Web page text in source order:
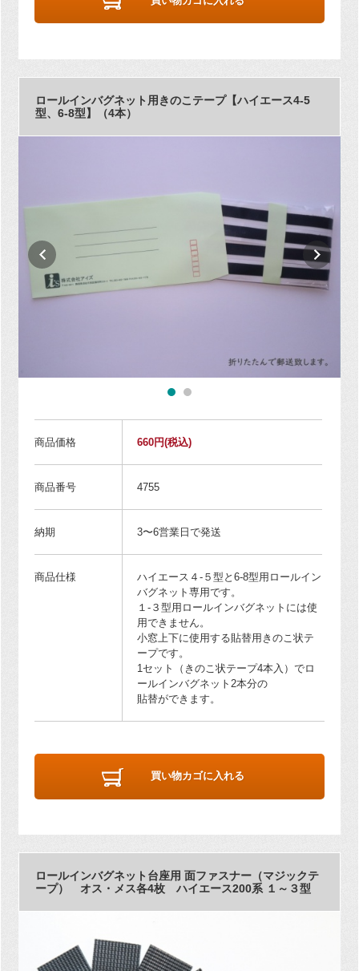
ロールインバグネット用きのこテープ【ハイエース4-5
型、6-8型】（4本）
商品価格 660円(税込)
商品番号 4755
納期 3〜6営業日で発送
商品仕様
ハイエース４-５型と6-8型用ロールイン
バグネット専用です。
１-３型用ロールインバグネットには使
用できません。
小窓上下に使用する貼替用きのこ状テ
ープです。
1セット（きのこ状テープ4本入）でロ
ールインバグネット2本分の
貼替ができます。
買い物カゴに入れる
ロールインバグネット台座用 面ファスナー（マジックテ
ープ） オス・メス各4枚 ハイエース200系 １～３型